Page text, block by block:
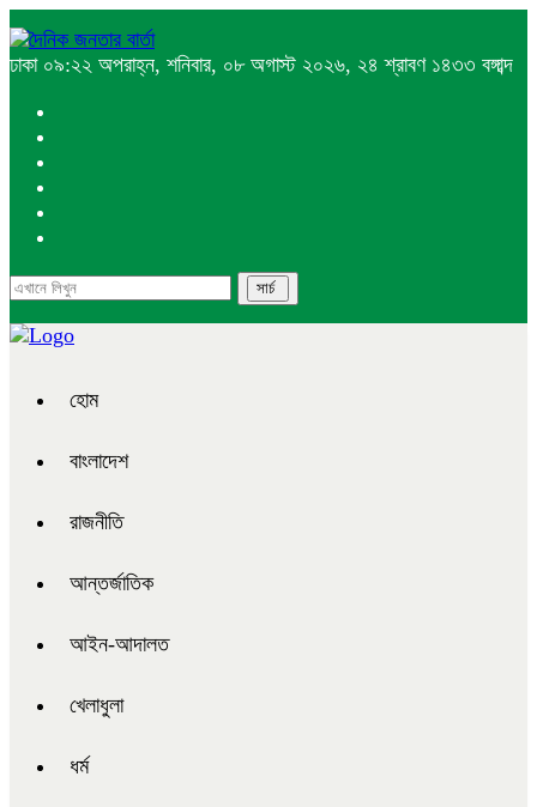
ঢাকা ০৯:২২ অপরাহ্ন, শনিবার, ০৮ অগাস্ট ২০২৬, ২৪ শ্রাবণ ১৪৩৩ বঙ্গাব্দ
হোম
বাংলাদেশ
রাজনীতি
আন্তর্জাতিক
আইন-আদালত
খেলাধুলা
ধর্ম